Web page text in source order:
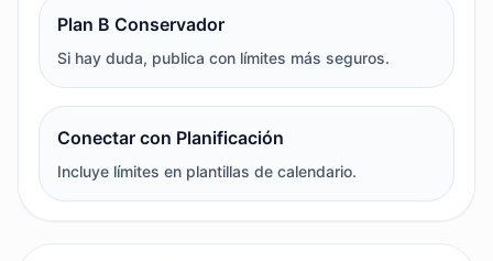
Plan B Conservador
Si hay duda, publica con límites más seguros.
Conectar con Planificación
Incluye límites en plantillas de calendario.